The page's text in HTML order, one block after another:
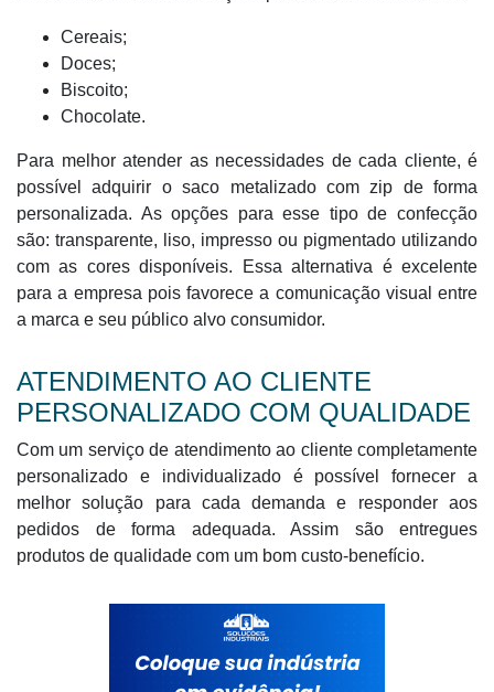
Cereais;
Doces;
Biscoito;
Chocolate.
Para melhor atender as necessidades de cada cliente, é
possível adquirir o saco metalizado com zip de forma
personalizada. As opções para esse tipo de confecção
são: transparente, liso, impresso ou pigmentado utilizando
com as cores disponíveis. Essa alternativa é excelente
para a empresa pois favorece a comunicação visual entre
a marca e seu público alvo consumidor.
ATENDIMENTO AO CLIENTE
PERSONALIZADO COM QUALIDADE
Com um serviço de atendimento ao cliente completamente
personalizado e individualizado é possível fornecer a
melhor solução para cada demanda e responder aos
pedidos de forma adequada. Assim são entregues
produtos de qualidade com um bom custo-benefício.